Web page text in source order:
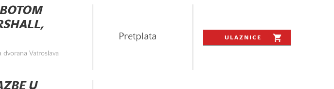
Vatroslava
Pretplata ULAZNICE
U